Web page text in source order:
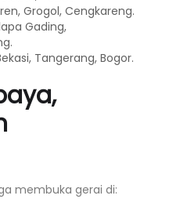
Grogol, Cengkareng.
Gading,
Tangerang, Bogor.
membuka gerai di: